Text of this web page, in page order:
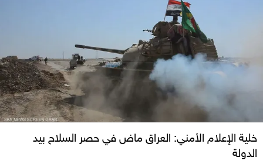
خلية الإعلام الأمني: العراق ماض في حصر السلاح بيد
الدولة